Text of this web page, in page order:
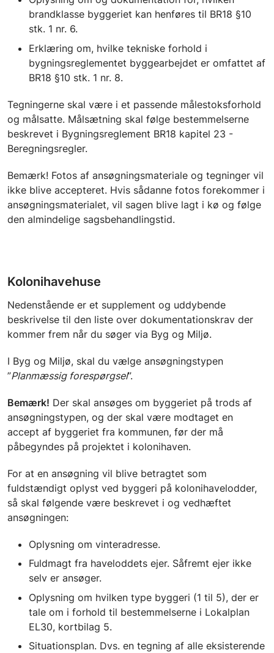
brandklasse byggeriet kan henføres til BR18 §10
stk. 1 nr. 6.
Erklæring om, hvilke tekniske forhold i
bygningsreglementet byggearbejdet er omfattet af
BR18 §10 stk. 1 nr. 8.
Tegningerne skal være i et passende målestoksforhold
og målsatte. Målsætning skal følge bestemmelserne
beskrevet i Bygningsreglement BR18 kapitel 23 -
Beregningsregler.
Bemærk! Fotos af ansøgningsmateriale og tegninger vil
ikke blive accepteret. Hvis sådanne fotos forekommer i
ansøgningsmaterialet, vil sagen blive lagt i kø og følge
den almindelige sagsbehandlingstid.
Kolonihavehuse
Nedenstående er et supplement og uddybende
beskrivelse til den liste over dokumentationskrav der
kommer frem når du søger via Byg og Miljø.
I Byg og Miljø, skal du vælge ansøgningstypen
”Planmæssig forespørgsel”.
Bemærk! Der skal ansøges om byggeriet på trods af
ansøgningstypen, og der skal være modtaget en
accept af byggeriet fra kommunen, før der må
påbegyndes på projektet i kolonihaven.
For at en ansøgning vil blive betragtet som
fuldstændigt oplyst ved byggeri på kolonihavelodder,
så skal følgende være beskrevet i og vedhæftet
ansøgningen:
Oplysning om vinteradresse.
Fuldmagt fra haveloddets ejer. Såfremt ejer ikke
selv er ansøger.
Oplysning om hvilken type byggeri (1 til 5), der er
tale om i forhold til bestemmelserne i Lokalplan
EL30, kortbilag 5.
Situationsplan. Dvs. en tegning af alle eksisterende